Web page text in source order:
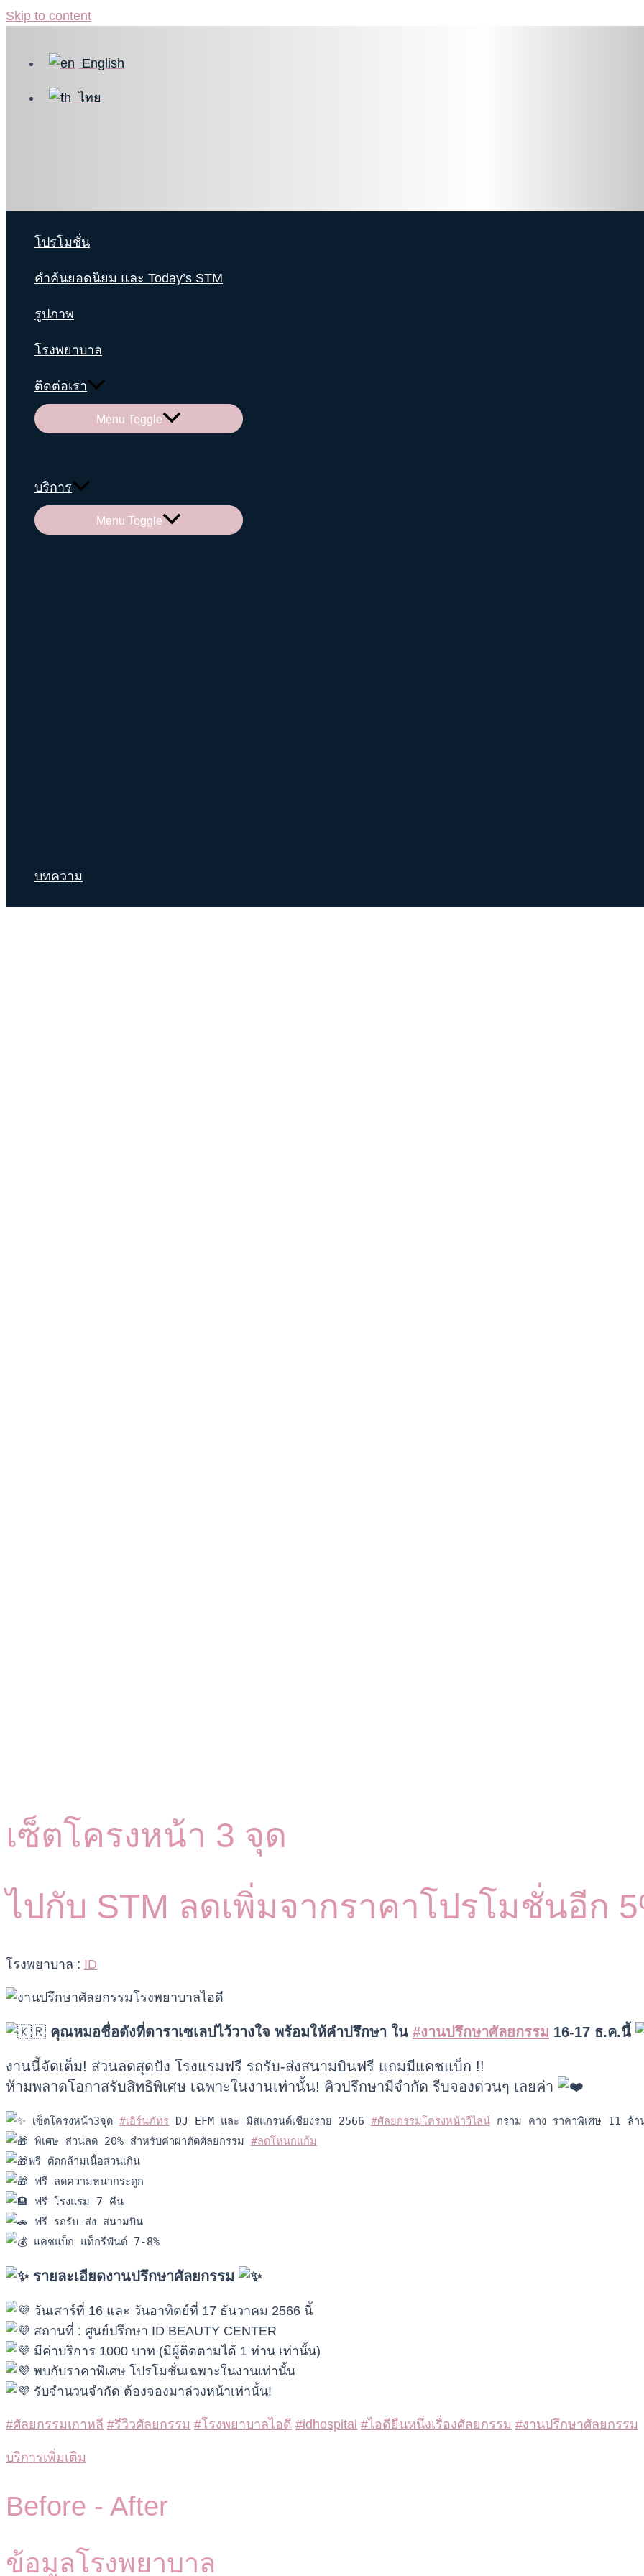
Skip to content
English
ไทย
โปรโมชั่น
คำค้นยอดนิยม และ Today’s STM
รูปภาพ
โรงพยาบาล
ติดต่อเรา
Menu Toggle
บริการ
Menu Toggle
บทความ
เซ็ตโครงหน้า 3 จุด
ไปกับ STM ลดเพิ่มจากราคาโปรโมชั่นอีก
โรงพยาบาล : ID
คุณหมอชื่อดังที่ดาราเซเลปไว้วางใจ พร้อมให้คำปรึกษา ใน #งานปรึกษาศัลยกรรม 16-17 ธ.ค.นี้
งานนี้จัดเต็ม! ส่วนลดสุดปัง โรงแรมฟรี รถรับ-ส่งสนามบินฟรี แถมมีแคชแบ็ก !!
ห้ามพลาดโอกาสรับสิทธิพิเศษ เฉพาะในงานเท่านั้น! คิวปรึกษามีจำกัด รีบจองด่วนๆ เลยค่า
เซ็ตโครงหน้า3จุด #เอิร์นภัทร DJ EFM และ มิสแกรนด์เชียงราย 2566 #ศัลยกรรมโครงหน้าวีไลน์ กราม คาง ราคาพิเศษ 11 ล้า
พิเศษ ส่วนลด 20% สำหรับค่าผ่าตัดศัลยกรรม #ลดโหนกแก้ม
ฟรี ตัดกล้ามเนื้อส่วนเกิน
ฟรี ลดความหนากระดูก
ฟรี โรงแรม 7 คืน
ฟรี รถรับ-ส่ง สนามบิน
แคชแบ็ก แท็กรีฟันด์ 7-8%
รายละเอียดงานปรึกษาศัลยกรรม
วันเสาร์ที่ 16 และ วันอาทิตย์ที่ 17 ธันวาคม 2566 นี้
สถานที่ : ศูนย์ปรึกษา ID BEAUTY CENTER
มีค่าบริการ 1000 บาท (มีผู้ติดตามได้ 1 ท่าน เท่านั้น)
พบกับราคาพิเศษ โปรโมชั่นเฉพาะในงานเท่านั้น
รับจำนวนจำกัด ต้องจองมาล่วงหน้าเท่านั้น!
#ศัลยกรรมเกาหลี #รีวิวศัลยกรรม #โรงพยาบาลไอดี #idhospital #ไอดียืนหนึ่งเรื่องศัลยกรรม #งานปรึกษาศัลยกรรม
บริการเพิ่มเติม
Before - After
ข้อมูลโรงพยาบาล